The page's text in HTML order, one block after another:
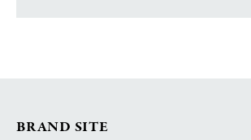
BRAND SITE